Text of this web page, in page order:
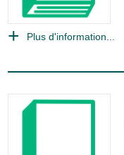
Plus d'information...